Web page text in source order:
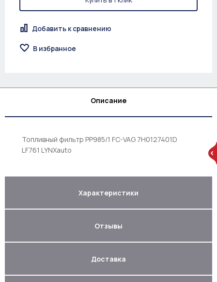
Добавить к сравнению
В избранное
Описание
Топливный фильтр PP985/1 FC-VAG 7H0127401D
LF761 LYNXauto
Характеристики
Отзывы
Доставка